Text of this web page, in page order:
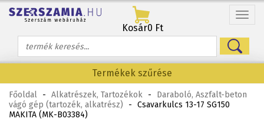
Menü
Kosár0 Ft
Termékek szűrése
Főoldal - Alkatrészek, Tartozékok -
Daraboló, Aszfalt-beton
vágó gép (tartozék, alkatrész)
- Csavarkulcs 13-17 SG150
MAKITA (MK-B03384)